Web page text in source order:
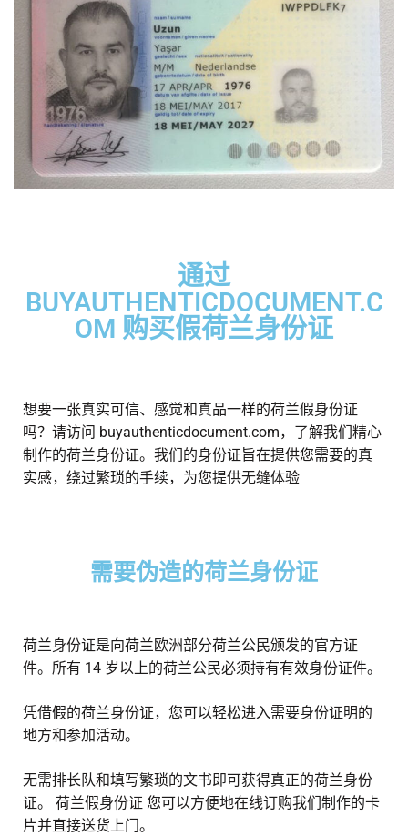
通过
BUYAUTHENTICDOCUMENT.C
OM 购买假荷兰身份证
想要一张真实可信、感觉和真品一样的荷兰假身份证
吗？请访问 buyauthenticdocument.com，了解我们精心
制作的荷兰身份证。我们的身份证旨在提供您需要的真
实感，绕过繁琐的手续，为您提供无缝体验
需要伪造的荷兰身份证
荷兰身份证是向荷兰欧洲部分荷兰公民颁发的官方证
件。所有 14 岁以上的荷兰公民必须持有有效身份证件。
凭借假的荷兰身份证，您可以轻松进入需要身份证明的
地方和参加活动。
无需排长队和填写繁琐的文书即可获得真正的荷兰身份
证。 荷兰假身份证 您可以方便地在线订购我们制作的卡
片并直接送货上门。